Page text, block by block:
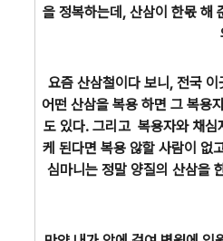
을 정복하는데, 산삼이 한몫 해
요즘 산삼철이다 보니, 전국
어떤 산삼을 복용 하면 그 복용
도 있다. 그리고 복용자와 채심
케 된다면 복용 않할 사람이 없
심마니는 정말 양질의 산삼을